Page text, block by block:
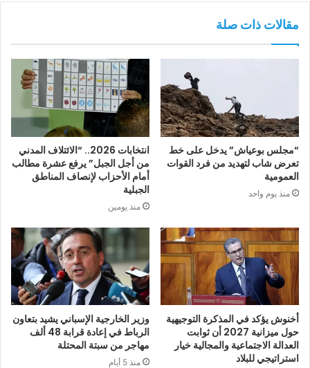
مقالات ذات صلة
“مجلس بوعياش” يدخل على خط
تعرض شاب لتهديد من فرد القوات
العمومية
منذ يوم واحد
انتخابات 2026.. “الائتلاف المدني
من أجل الجبل” يرفع عشرة مطالب
أمام الأحزاب لإنصاف المناطق
الجبلية
منذ يومين
أخنوش يؤكد في المذكرة التوجيهية
حول ميزانية 2027 أن ثوابت
العدالة الاجتماعية والمجالية خيار
استراتيجي للبلاد
وزير الخارجية الإسباني يشيد بتعاون
الرباط في إعادة قرابة 48 ألف
مهاجر من سبتة المحتلة
منذ 5 أيام